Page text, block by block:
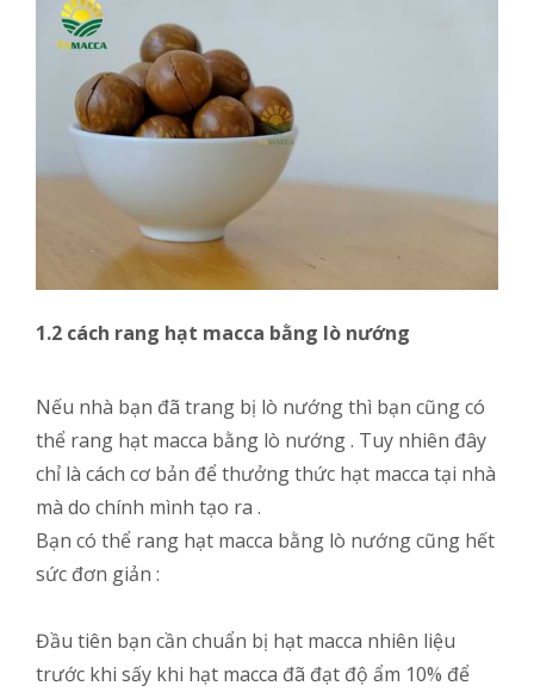
1.2 cách rang hạt macca bằng lò nướng
Nếu nhà bạn đã trang bị lò nướng thì bạn cũng có
thể rang hạt macca bằng lò nướng . Tuy nhiên đây
chỉ là cách cơ bản để thưởng thức hạt macca tại nhà
mà do chính mình tạo ra .
Bạn có thể rang hạt macca bằng lò nướng cũng hết
sức đơn giản :
Đầu tiên bạn cần chuẩn bị hạt macca nhiên liệu
trước khi sấy khi hạt macca đã đạt độ ẩm 10% để